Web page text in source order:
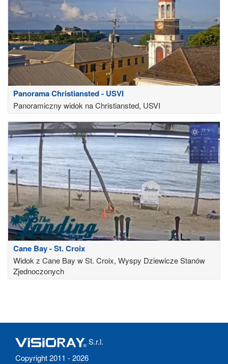
Panorama Christiansted - USVI
Panoramiczny widok na Christiansted, USVI
Cane Bay - St. Croix
Widok z Cane Bay w St. Croix, Wyspy Dziewicze Stanów
Zjednoczonych
S.r.l.
Copyright 2011 - 2026